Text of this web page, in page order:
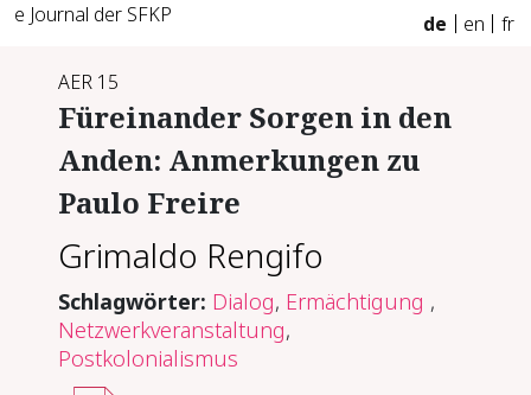
e Journal der SFKP de en fr
AER 15
Für­ein­an­der Sor­gen in den
An­den: An­mer­kun­gen zu
Pau­lo Frei­re
Grimaldo Rengifo
Schlagwörter: Dialog, Ermächtigung ,
Netzwerkveranstaltung,
Postkolonialismus